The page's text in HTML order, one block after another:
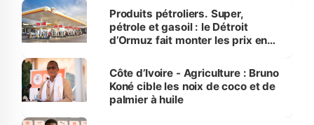
menacées
Produits pétroliers. Super,
pétrole et gasoil : le Détroit
d’Ormuz fait monter les prix en
Côte d’Ivoire - Agriculture : Bruno
Koné cible les noix de coco et de
palmier à huile